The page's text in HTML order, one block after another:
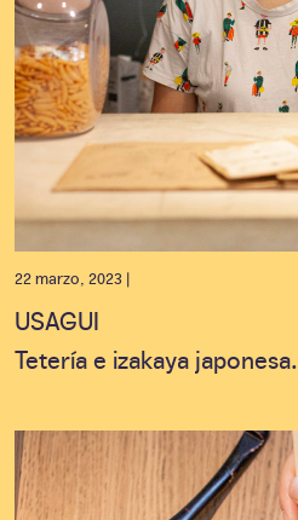
22 marzo, 2023 |
USAGUI
Tetería e izakaya japonesa.